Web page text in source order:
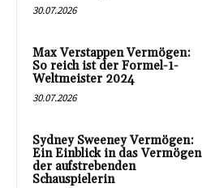
30.07.2026
Max Verstappen Vermögen:
So reich ist der Formel-1-
Weltmeister 2024
30.07.2026
Sydney Sweeney Vermögen:
Ein Einblick in das Vermögen
der aufstrebenden
Schauspielerin